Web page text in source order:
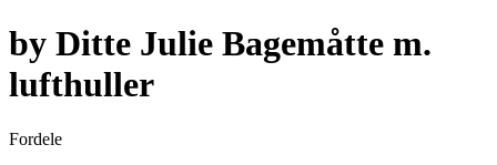
by Ditte Julie Bagemåtte m.
lufthuller
Fordele